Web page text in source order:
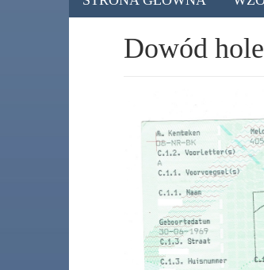
Dowód